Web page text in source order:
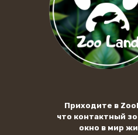
Приходите в
что контактный
окно в мир